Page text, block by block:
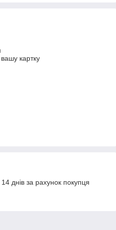
картку
днів за рахунок покупця